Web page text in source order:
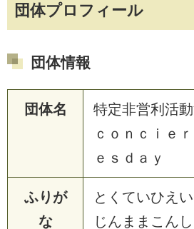
団体プロフィール
団体情報
団体名
特定非営利活
ｃｏｎｃｉｅ
ｅｓｄａｙ
ふりが
な
とくていひえ
じんままこん